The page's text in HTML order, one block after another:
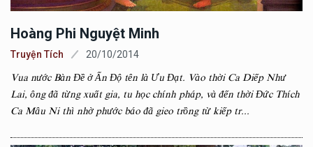
Hoàng Phi Nguyệt Minh
Truyện Tích 20/10/2014
Vua nước Bàn Đề ở Ấn Độ tên là Ưu Đạt. Vào thời Ca Diếp Như
Lai, ông đã từng xuất gia, tu học chính pháp, và đến thời Đức Thích
Ca Mâu Ni thì nhờ phước báo đã gieo trồng từ kiếp tr...